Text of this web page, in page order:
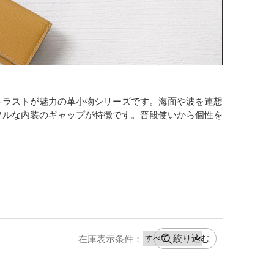
ストが魅力の革小物シリーズです。海面や波を連想
な内装のギャップが特徴です。普段使いから個性を
絞り込む
在庫表示条件：